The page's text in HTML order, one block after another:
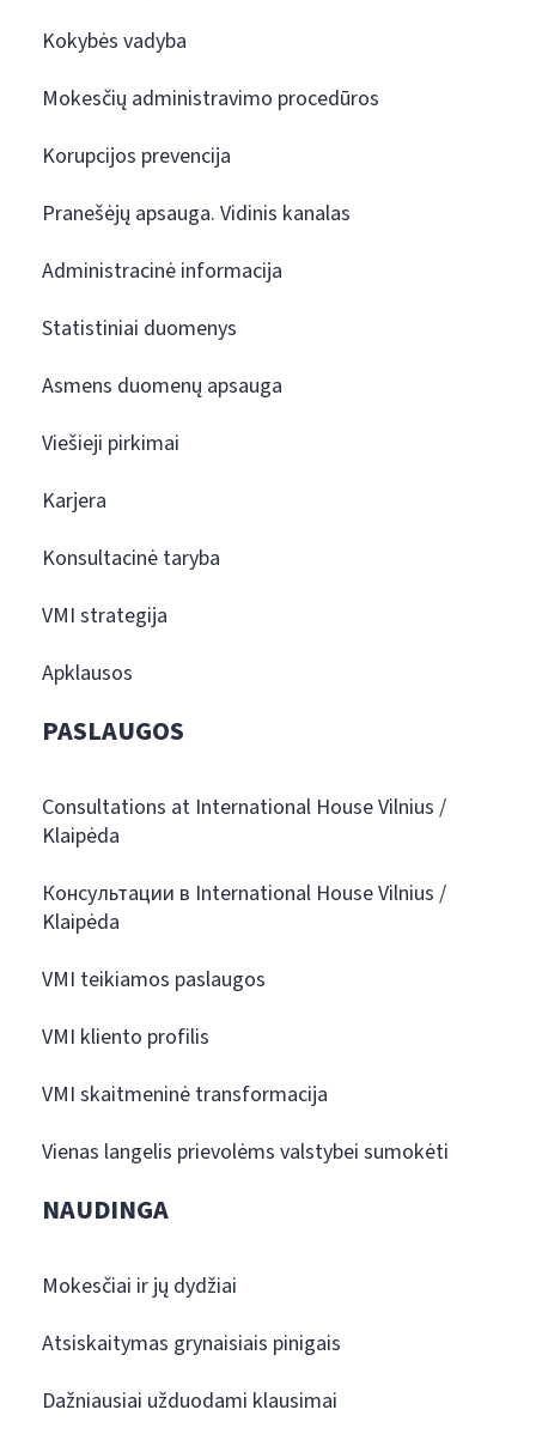
Kokybės vadyba
Mokesčių administravimo procedūros
Korupcijos prevencija
Pranešėjų apsauga. Vidinis kanalas
Administracinė informacija
Statistiniai duomenys
Asmens duomenų apsauga
Viešieji pirkimai
Karjera
Konsultacinė taryba
VMI strategija
Apklausos
PASLAUGOS
Consultations at International House Vilnius /
Klaipėda
Консультации в International House Vilnius /
Klaipėda
VMI teikiamos paslaugos
VMI kliento profilis
VMI skaitmeninė transformacija
Vienas langelis prievolėms valstybei sumokėti
NAUDINGA
Mokesčiai ir jų dydžiai
Atsiskaitymas grynaisiais pinigais
Dažniausiai užduodami klausimai